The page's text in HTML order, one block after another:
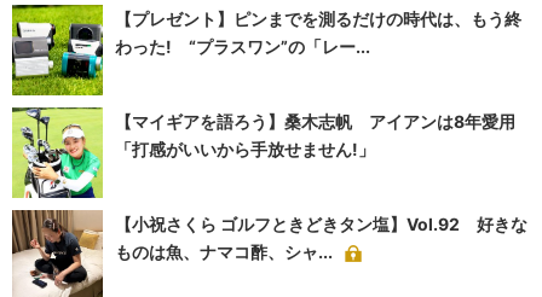
【プレゼント】ピンまでを測るだけの時代は、もう終
わった! “プラスワン”の「レー...
【マイギアを語ろう】桑木志帆 アイアンは8年愛用
「打感がいいから手放せません!」
【小祝さくら ゴルフときどきタン塩】Vol.92 好きな
ものは魚、ナマコ酢、シャ...